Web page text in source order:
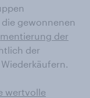
gewonnenen
der
der
wertvolle